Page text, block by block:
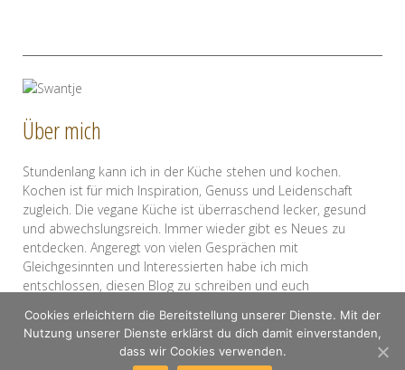
Über mich
Stundenlang kann ich in der Küche stehen und kochen.
Kochen ist für mich Inspiration, Genuss und Leidenschaft
zugleich. Die vegane Küche ist überraschend lecker, gesund
und abwechslungsreich. Immer wieder gibt es Neues zu
entdecken. Angeregt von vielen Gesprächen mit
Gleichgesinnten und Interessierten habe ich mich
entschlossen, diesen Blog zu schreiben und euch
hoffe, ihr habt damit genau so viel Spaß wie ich und freue
mich auf einen regen Austausch mit euch!
Cookies erleichtern die Bereitstellung unserer Dienste. Mit der
Nutzung unserer Dienste erklärst du dich damit einverstanden,
dass wir Cookies verwenden.